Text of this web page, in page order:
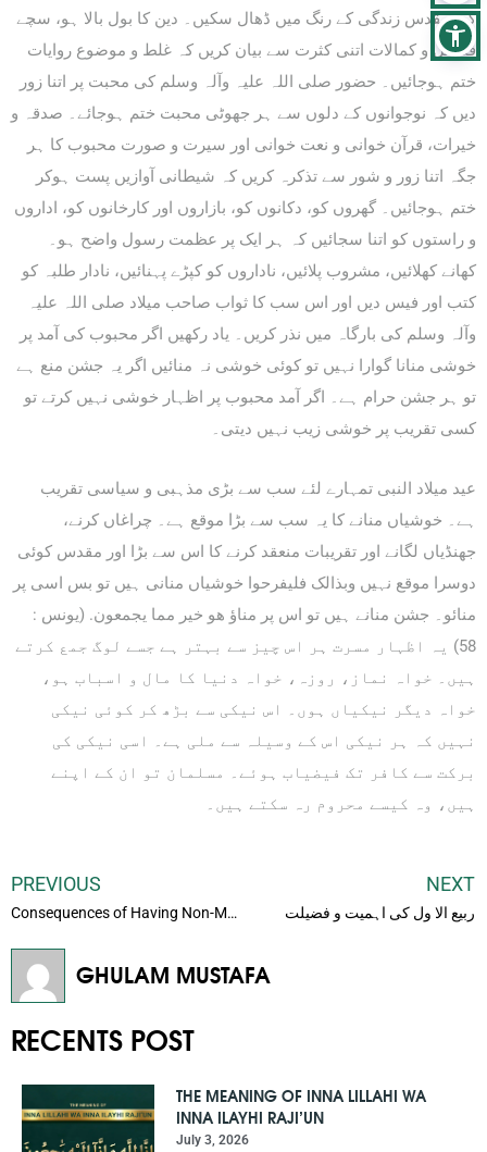
کی مقدس زندگی کے رنگ میں ڈھال سکیں۔ دین کا بول بالا ہو، سچے
فضائل و کمالات اتنی کثرت سے بیان کریں کہ غلط و موضوع روایات
ختم ہوجائیں۔ حضور صلی اللہ علیہ وآلہ وسلم کی محبت پر اتنا زور
دیں کہ نوجوانوں کے دلوں سے ہر جھوٹی محبت ختم ہوجائے۔ صدقہ و
خیرات، قرآن خوانی و نعت خوانی اور سیرت و صورت محبوب کا ہر
جگہ اتنا زور و شور سے تذکرہ کریں کہ شیطانی آوازیں پست ہوکر
ختم ہوجائیں۔ گھروں کو، دکانوں کو، بازاروں اور کارخانوں کو، اداروں
و راستوں کو اتنا سجائیں کہ ہر ایک پر عظمت رسول واضح ہو۔
کھانے کھلائیں، مشروب پلائیں، ناداروں کو کپڑے پہنائیں، نادار طلبہ کو
کتب اور فیس دیں اور اس سب کا ثواب صاحب میلاد صلی اللہ علیہ
وآلہ وسلم کی بارگاہ میں نذر کریں۔ یاد رکھیں اگر محبوب کی آمد پر
خوشی منانا گوارا نہیں تو کوئی خوشی نہ منائیں اگر یہ جشن منع ہے
تو ہر جشن حرام ہے۔ اگر آمد محبوب پر اظہار خوشی نہیں کرتے تو
کسی تقریب پر خوشی زیب نہیں دیتی۔
عید میلاد النبی تمہارے لئے سب سے بڑی مذہبی و سیاسی تقریب
ہے۔ خوشیاں منانے کا یہ سب سے بڑا موقع ہے۔ چراغاں کرنے،
جھنڈیاں لگانے اور تقریبات منعقد کرنے کا اس سے بڑا اور مقدس کوئی
دوسرا موقع نہیں وبذالک فليفرحوا خوشیاں منانی ہیں تو بس اسی پر
منائو۔ جشن منانے ہیں تو اس پر مناؤ هو خير مما يجمعون. (یونس :
58) یہ اظہار مسرت ہر اس چیز سے بہتر ہے جسے لوگ جمع کرتے
ہیں۔ خواہ نماز، روزہ، خواہ دنیا کا مال و اسباب ہو،
خواہ دیگر نیکیاں ہوں۔ اس نیکی سے بڑھ کر کوئی نیکی
نہیں کہ ہر نیکی اس کے وسیلہ سے ملی ہے۔ اسی نیکی کی
برکت سے کافر تک فیضیاب ہوئے۔ مسلمان تو ان کے اپنے
ہیں، وہ کیسے محروم رہ سکتے ہیں۔
PREVIOUS
Consequences of Having Non-Mehrams’ Company
NEXT
ربیع الا ول کی اہمیت و فضیلت
GHULAM MUSTAFA
RECENTS POST
THE MEANING OF INNA LILLAHI WA
INNA ILAYHI RAJI’UN
July 3, 2026